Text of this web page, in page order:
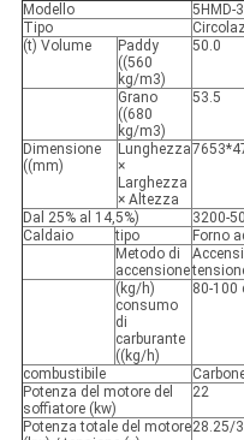
Modello
5HMD-
Tipo
(t) Volume
Paddy
((560
kg/m3)
50.0
Grano
((680
kg/m3)
53.5
Dimensione
((mm)
Lunghezza
×
Larghezza
× Altezza
Dal 25% al 14,5%)
3200-
Caldaio
tipo
Forno
Metodo di
accensione
(kg/h)
consumo
di
carburante
((kg/h)
80-100
combustibile
Potenza del motore del
soffiatore (kw)
22
Potenza totale del motore28.25/